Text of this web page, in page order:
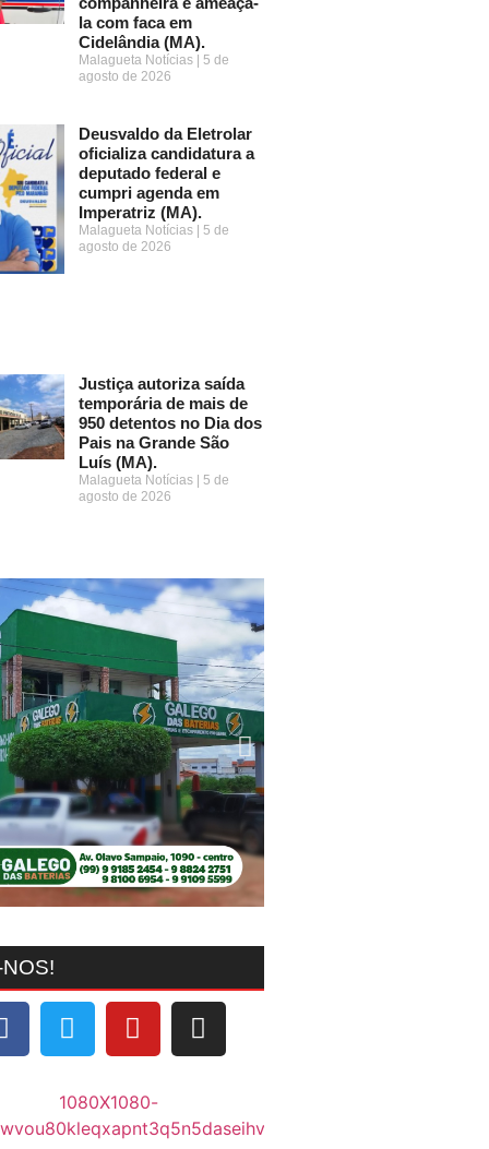
la com faca em
Cidelândia (MA).
Malagueta Notícias
5 de
agosto de 2026
Deusvaldo da Eletrolar
oficializa candidatura a
deputado federal e
cumpri agenda em
Imperatriz (MA).
Malagueta Notícias
5 de
agosto de 2026
Justiça autoriza saída
temporária de mais de
950 detentos no Dia dos
Pais na Grande São
Luís (MA).
Malagueta Notícias
5 de
agosto de 2026